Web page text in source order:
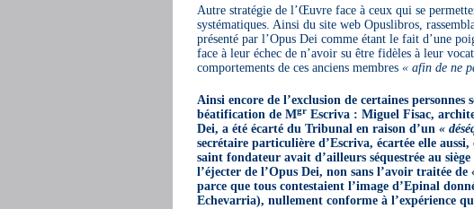
Autre stratégie de l’Œuvre face à ceux qui se
systématiques. Ainsi du site web Opuslibros,
présenté par l’Opus Dei comme étant le fait d’une
face à leur échec de n’avoir su être fidèles à leur
comportements de ces anciens membres « afin de ne
Ainsi encore de l’exclusion de certaines
béatification de MgrEscriva : Miguel Fisac,
Dei, a été écarté du Tribunal en raison d’un «
secrétaire particulière d’Escriva, écartée elle
saint fondateur avait d’ailleurs séquestrée au
l’éjecter de l’Opus Dei, non sans l’avoir traitée de
parce que tous contestaient l’image d’Epinal
Echevarria), nullement conforme à l’expérience